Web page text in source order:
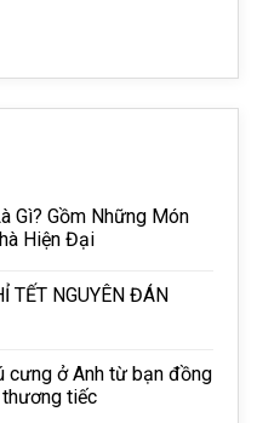
hợp với mọi chú chó
hợp với các boss có
Gì? Gồm Những Món
Hiện Đại
TẾT NGUYÊN ĐÁN
cưng ở Anh từ bạn đồng
thương tiếc